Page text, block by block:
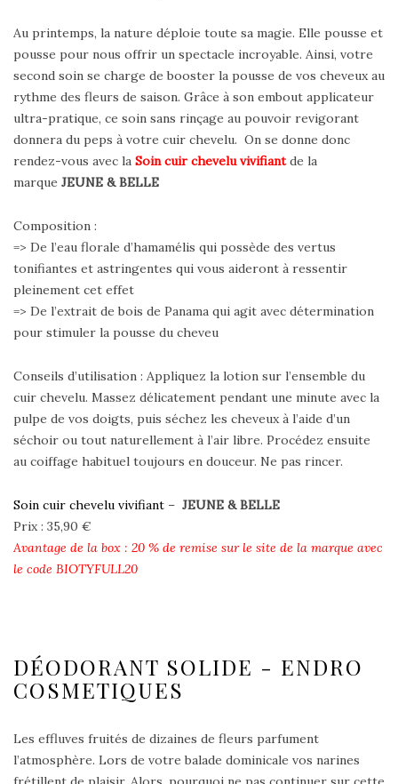
Au printemps, la nature déploie toute sa magie. Elle pousse et
pousse pour nous offrir un spectacle incroyable. Ainsi, votre
second soin se charge de booster la pousse de vos cheveux au
rythme des fleurs de saison. Grâce à son embout applicateur
ultra-pratique, ce soin sans rinçage au pouvoir revigorant
donnera du peps à votre cuir chevelu. On se donne donc
rendez-vous avec la Soin cuir chevelu vivifiantde la
marque JEUNE & BELLE
Composition :
=> De l’eau florale d’hamamélis qui possède des vertus
tonifiantes et astringentes qui vous aideront à ressentir
pleinement cet effet
=> De l’extrait de bois de Panama qui agit avec détermination
pour stimuler la pousse du cheveu
Conseils d’utilisation : Appliquez la lotion sur l’ensemble du
cuir chevelu. Massez délicatement pendant une minute avec la
pulpe de vos doigts, puis séchez les cheveux à l’aide d’un
séchoir ou tout naturellement à l’air libre. Procédez ensuite
au coiffage habituel toujours en douceur. Ne pas rincer.
Soin cuir chevelu vivifiant – JEUNE & BELLE
Prix : 35,90 €
Avantage de la box : 20 % de remise sur le site de la marque avec
le code BIOTYFULL20
DÉODORANT SOLIDE - ENDRO
COSMETIQUES
Les effluves fruités de dizaines de fleurs parfument
l’atmosphère. Lors de votre balade dominicale vos narines